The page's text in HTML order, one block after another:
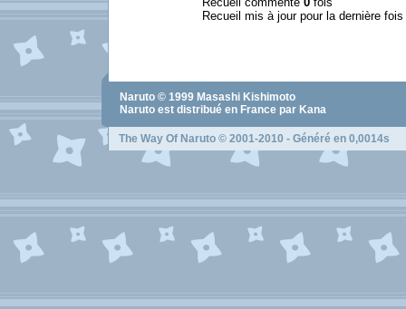
Recueil mis à jour pour la dernière
Naruto © 1999 Masashi Kishimoto
Naruto est distribué en France par Kana
The Way Of Naruto © 2001-2010 - Généré en 0,0014s